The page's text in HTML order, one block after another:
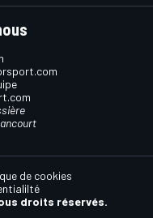
droits réservés.
de cookies